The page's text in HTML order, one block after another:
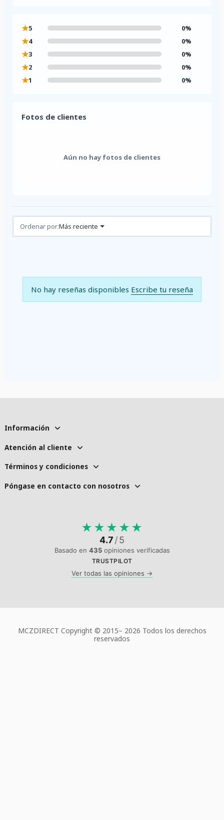
★5 0%
★4 0%
★3 0%
★2 0%
★1 0%
Fotos de clientes
Aún no hay fotos de clientes
Reseñas (0)
Ordenar por:Más reciente
No hay reseñas disponibles Escribe tu reseña
Información
Atención al cliente
Términos y condiciones
Póngase en contacto con nosotros
★ ★ ★ ★ ★
4.7/5
Basado en 435opiniones verificadas
TRUSTPILOT
Ver todas las opiniones →
MCZDIRECT Copyright © 2015– 2026 Todos los derechos
reservados